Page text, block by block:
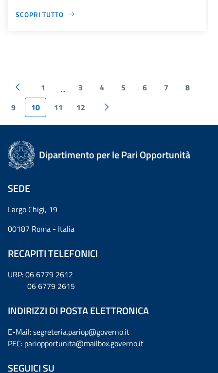
SCOPRI TUTTO
1 ... 3 4 5 6 7
8
9
10 11 12
Dipartimento per le Pari Opportunità
SEDE
Largo Chigi, 19
00187 Roma - Italia
RECAPITI TELEFONICI
URP: 06 6779 2612
06 6779 2615
INDIRIZZI DI POSTA ELETTRONICA
E-Mail: segreteria.pariop@governo.it
PEC: pariopportunita@mailbox.governo.it
SEGUICI SU